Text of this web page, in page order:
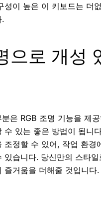
성이 높은 이 키보드는 더
으로 개성
은 RGB 조명 기능을 제
수 있는 좋은 방법이 됩니
조정할 수 있어, 작업 환경
있습니다. 당신만의 스타일
즐거움을 더해줄 것입니다.